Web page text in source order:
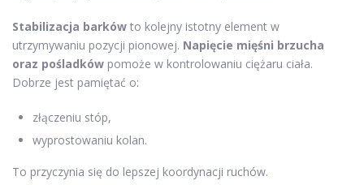
Stabilizacja barków to kolejny istotny element w
utrzymywaniu pozycji pionowej. Napięcie mięśni brzucha
oraz pośladków pomoże w kontrolowaniu ciężaru ciała.
Dobrze jest pamiętać o:
złączeniu stóp,
wyprostowaniu kolan.
To przyczynia się do lepszej koordynacji ruchów.